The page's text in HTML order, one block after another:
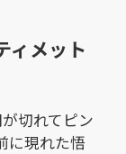
ィメット
切れてピン
に現れた悟